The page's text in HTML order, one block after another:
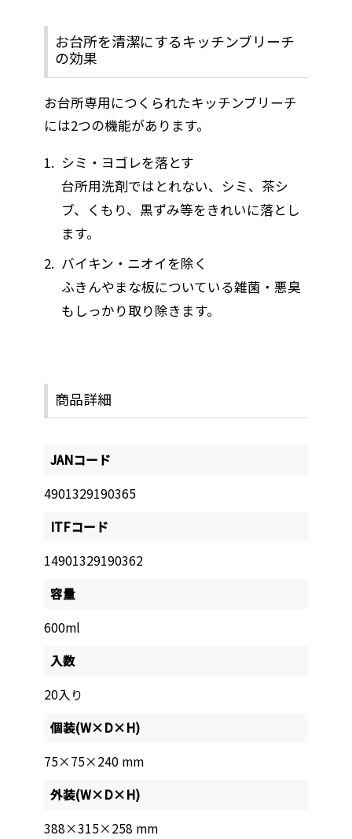
お台所を清潔にするキッチンブリーチ
の効果
お台所専用につくられたキッチンブリーチ
には2つの機能があります。
シミ・ヨゴレを落とす
台所用洗剤ではとれない、シミ、茶シ
ブ、くもり、黒ずみ等をきれいに落とし
ます。
バイキン・ニオイを除く
ふきんやまな板についている雑菌・悪臭
もしっかり取り除きます。
商品詳細
JANコード
4901329190365
ITFコード
14901329190362
容量
600ml
入数
20入り
個装(W×D×H)
75×75×240 mm
外装(W×D×H)
388×315×258 mm